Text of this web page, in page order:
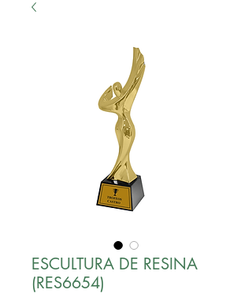
ESCULTURA DE RESINA
(RES6654)